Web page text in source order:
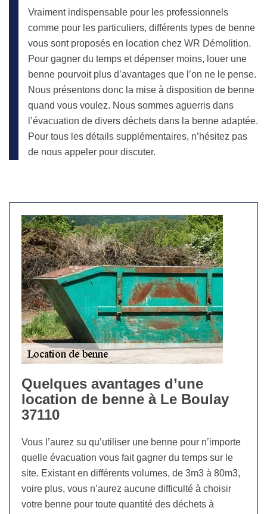
Vraiment indispensable pour les professionnels
comme pour les particuliers, différents types de benne
vous sont proposés en location chez WR Démolition.
Pour gagner du temps et dépenser moins, louer une
benne pourvoit plus d’avantages que l’on ne le pense.
Nous présentons donc la mise à disposition de benne
quand vous voulez. Nous sommes aguerris dans
l’évacuation de divers déchets dans la benne adaptée.
Pour tous les détails supplémentaires, n’hésitez pas
de nous appeler pour discuter.
Quelques avantages d’une
location de benne à Le Boulay
37110
Vous l’aurez su qu’utiliser une benne pour n’importe
quelle évacuation vous fait gagner du temps sur le
site. Existant en différents volumes, de 3m3 à 80m3,
voire plus, vous n’aurez aucune difficulté à choisir
votre benne pour toute quantité des déchets à